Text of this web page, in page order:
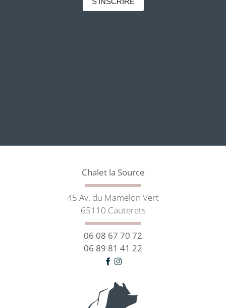
Chalet la Source
45 Av. du Mamelon Vert
65110 Cauterets
06 08 67 70 72
06 89 81 41 22